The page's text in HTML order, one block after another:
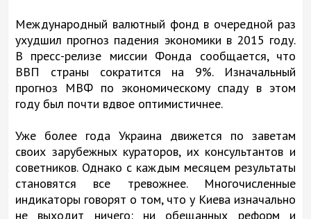
Международный валютный фонд в очередной раз
ухудшил прогноз падения экономики в 2015 году.
В пресс-релизе миссии Фонда сообщается, что
ВВП страны сократится на 9%. Изначальный
прогноз МВФ по экономическому спаду в этом
году был почти вдвое оптимистичнее.
Уже более года Украина движется по заветам
своих зарубежных кураторов, их консультантов и
советников. Однако с каждым месяцем результаты
становятся все тревожнее. Многочисленные
индикаторы говорят о том, что у Киева изначально
не выходит ничего: ни обещанных реформ и